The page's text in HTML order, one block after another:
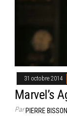
31 octobre 2014
Marvel’s
ParPIERRE BISSON